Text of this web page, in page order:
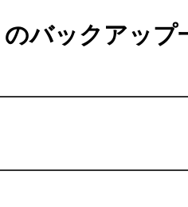
のバックアップ